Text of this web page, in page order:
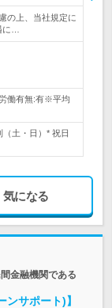
の上、当社規定に
…
働有無:有※平均
土・日）* 祝日
気になる
金融機関である
ンサポート)】